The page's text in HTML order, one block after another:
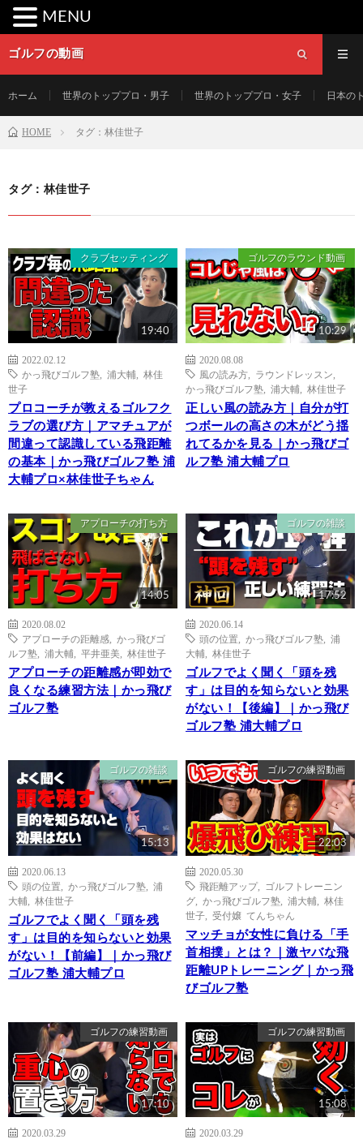
ゴルフの動画
ホーム 世界のトッププロ・男子 世界のトッププロ・女子 日本の
HOME タグ：林佳世子
タグ：林佳世子
クラブセッティング
19:40
2022.02.12
かっ飛びゴルフ塾
浦大輔
林佳
世子
プロコーチが教えるゴルフク
ラブの選び方｜アマチュアが
間違って認識している飛距離
の基本｜かっ飛びゴルフ塾 浦
大輔プロ×林佳世子ちゃん
ゴルフのラウンド動画
10:29
2020.08.08
風の読み方
ラウンドレッスン
かっ飛びゴルフ塾
浦大輔 林佳世子
正しい風の読み方｜自分が打
つボールの高さの木がどう揺
れてるかを見る｜かっ飛びゴ
ルフ塾 浦大輔プロ
アプローチの打ち方
14:05
2020.08.02
アプローチの距離感
かっ飛びゴ
ルフ塾
浦大輔 平井亜美 林佳世子
アプローチの距離感が即効で
良くなる練習方法｜かっ飛び
ゴルフ塾
ゴルフの雑談
17:52
2020.06.14
頭の位置
かっ飛びゴルフ塾
浦
大輔
林佳世子
ゴルフでよく聞く「頭を残
す」は目的を知らないと効果
がない！【後編】｜かっ飛び
ゴルフ塾 浦大輔プロ
ゴルフの雑談
15:13
2020.06.13
頭の位置
かっ飛びゴルフ塾
浦
大輔
林佳世子
ゴルフでよく聞く「頭を残
す」は目的を知らないと効果
がない！【前編】｜かっ飛び
ゴルフ塾 浦大輔プロ
ゴルフの練習動画
22:03
2020.05.30
飛距離アップ, ゴルフトレーニン
グ
かっ飛びゴルフ塾 浦大輔
林佳
世子
受付嬢 てんちゃん
マッチョが女性に負ける「手
首相撲」とは？｜激ヤバな飛
距離UPトレーニング｜かっ飛
びゴルフ塾
ゴルフの練習動画
17:10
2020.03.29
ゴルフの練習動画
15:08
2020.03.29
MENU